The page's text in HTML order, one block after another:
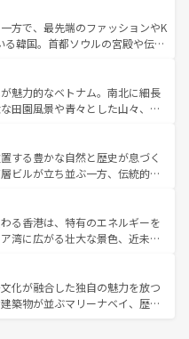
のハワイ情報
てほしい。
実しており、サーフィンやダイ
アウトドア好きにはたまらな
な魅力を存分に味わいつくそ
ある台湾東部など、都市の喧騒
おり、訪れる人に新しい発見と
また、奥深い台湾の食文化も魅
ツなど、バラエティ豊かな料理
、新着の台湾情報は コンテンツ一覧を参
方で、最先端のファッションやK
韓国。首都ソウルの宮殿や伝統
季折々の自然美を楽しむことが
焼肉、絶品のストリートフード
が待っている。夜には、韓国な
国の多彩な魅力を心ゆくまで味
てほしい。 なお、新着の韓国情報はコンテンツ一
魅力的なベトナム。南北に細長
田園風景や青々とした山々、世
づく。ハノイの古い町並みやホ
時代の建物も、独特の雰囲気を
ラエティの豊かさとおいしさで
、ベトナムコーヒーなどは、ぜ
地域を訪れてもあたたかい人々
で、きっと忘れられない旅にな
する豊かな自然と歴史が息づく
ビルが立ち並ぶ一方、伝統的な
部ではチェンマイなどの山岳地
ではプーケットやクラビの美し
楽しむことができる。タイ料理
で、どの季節にも異なる楽しみ
いタイの人々、仏教を中心とし
資源が、訪れる旅人を魅了し続
る香港は、特有のエネルギーを
湾に広がる壮大な景色、近未来
るはず。観光スポットが密集し
を回れるのも魅力。息をのむよ
まで、香港を存分に楽しみ尽く
化が融合した独自の魅力を放つ
築物が並ぶマリーナベイ、歴史